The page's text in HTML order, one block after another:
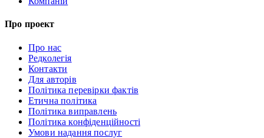
Про проект
Про нас
Редколегія
Контакти
Для авторів
Політика перевірки фактів
Етична політика
Політика виправлень
Політика конфіденційності
Умови надання послуг